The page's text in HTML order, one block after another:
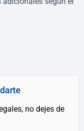
no dejes de